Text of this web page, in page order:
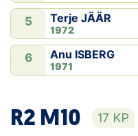
5 Terje JÄÄR
1972
6 Anu ISBERG
1971
R2 M10 17 KP